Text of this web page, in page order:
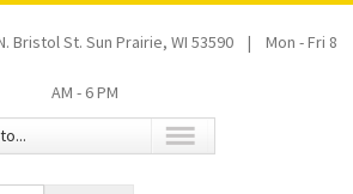
Bristol St. Sun Prairie, WI 53590 | Mon - Fri 8
AM - 6 PM